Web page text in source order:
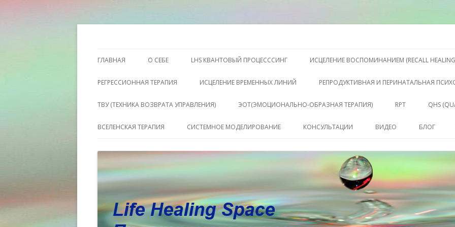
ГЛАВНАЯ О СЕБЕ LHS КВАНТОВЫЙ ПРОЦЕСССИНГ ИСЦЕЛЕНИЕ ВОСПОМИНАНИЕМ (RECALL
РЕГРЕССИОННАЯ ТЕРАПИЯ ИСЦЕЛЕНИЕ ВРЕМЕННЫХ ЛИНИЙ РЕПРОДУКТИВНАЯ И ПЕРИНАТАЛЬНАЯ
ТВУ (ТЕХНИКА ВОЗВРАТА УПРАВЛЕНИЯ) ЭОТ(ЭМОЦИОНАЛЬНО-ОБРАЗНАЯ ТЕРАПИЯ) RPT QHS
ВСЕЛЕНСКАЯ ТЕРАПИЯ СИСТЕМНОЕ МОДЕЛИРОВАНИЕ КОНСУЛЬТАЦИИ
ПАКЕТ СЕССИЙ И
КОНСУЛЬТАЦИЙ
СОПРОВОЖДЕНИЕ
КОУЧИНГ ДО РЕЗУЛЬТАТА
ВИДЕО БЛОГ